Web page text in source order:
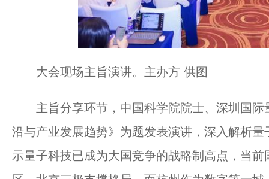
大会现场主旨演讲。主办方 供图
主旨分享环节，中国科学院院士、深圳国际
沿与产业发展趋势》为题发表演讲，深入解析
示量子科技已成为大国竞争的战略制高点，当